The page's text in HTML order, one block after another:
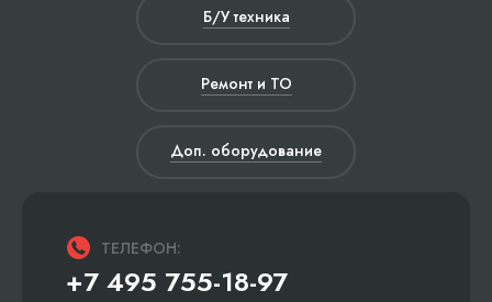
Б/У техника
Ремонт и ТО
Доп. оборудование
ТЕЛЕФОН:
+7 495 755-18-97